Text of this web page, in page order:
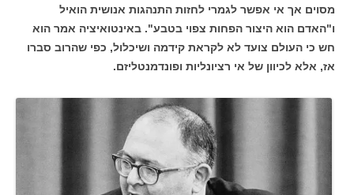
מסוים אך אי אפשר לגמרי לחזות התנהגות אנושית הואיל
ו"האדם הוא היצור הפחות צפוי בטבע". באינטואיציה אמר הוא
חש כי העולם צועד לא לקראת קידמה ושיכלול, כפי שהרוב סברו
אז, אלא לכיוון של אי רציונליות ופונדמנטליזם.